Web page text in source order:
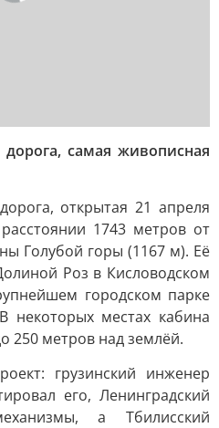
дорога, самая живописная
открытая 21 апреля
1743 метров от
Голубой горы (1167 м). Её
Роз в Кисловодском
городском парке
некоторых местах кабина
250 метров над землёй.
грузинский инженер
его, Ленинградский
а Тбилисский